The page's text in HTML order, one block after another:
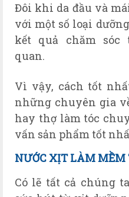
Đôi khi da đầu và
với một số loại
kết quả chăm sóc
quan.
Vì vậy, cách tốt
những chuyên gia
hay thợ làm tóc
vấn sản phẩm tốt
NƯỚC XỊT LÀM MỀM
Có lẽ tất cả chúng